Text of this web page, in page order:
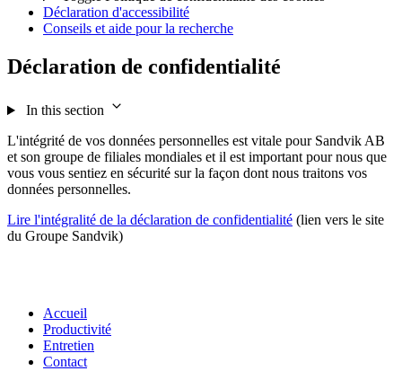
Déclaration d'accessibilité
Conseils et aide pour la recherche
Déclaration de confidentialité
In this section
L'intégrité de vos données personnelles est vitale pour Sandvik AB
et son groupe de filiales mondiales et il est important pour nous que
vous vous sentiez en sécurité sur la façon dont nous traitons vos
données personnelles.
Lire l'intégralité de la déclaration de confidentialité (lien vers le site
du Groupe Sandvik)
Accueil
Productivité
Entretien
Contact